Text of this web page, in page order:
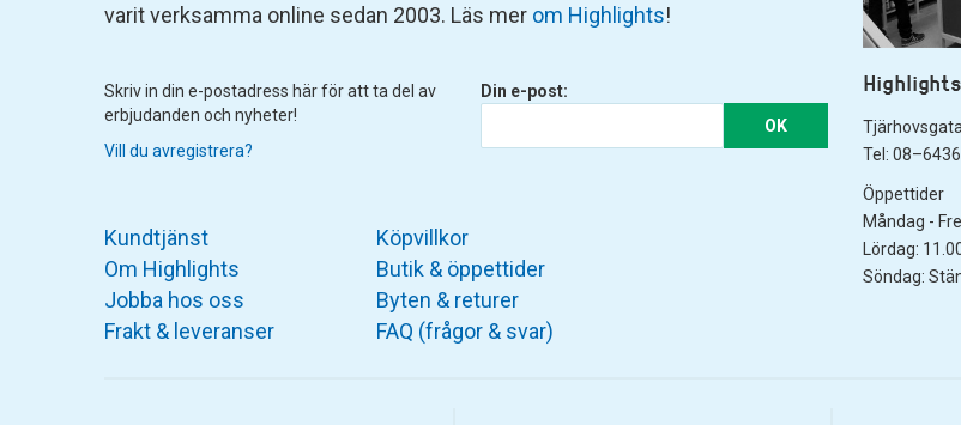
varit verksamma online sedan 2003. Läs mer om Highlights!
Skriv in din e-postadress här för att ta del av
erbjudanden och nyheter!
Vill du avregistrera?
Din e-post:
OK
Tel:
Öppettider
Måndag -
Lördag:
Söndag:
Kundtjänst
Om Highlights
Jobba hos oss
Frakt & leveranser
Köpvillkor
Butik & öppettider
Byten & returer
FAQ (frågor & svar)